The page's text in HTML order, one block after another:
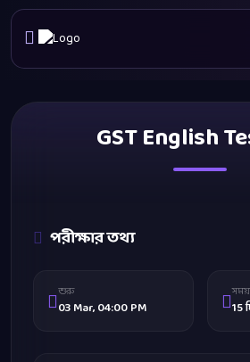
GST English
পরীক্ষার তথ্য
শুরু
03 Mar, 04:00 PM 15